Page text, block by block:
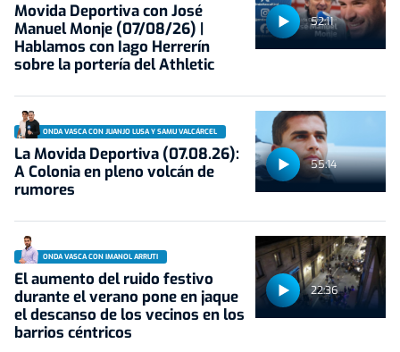
52:11
Movida Deportiva con José
Manuel Monje (07/08/26) |
Hablamos con Iago Herrerín
sobre la portería del Athletic
55:14
ONDA VASCA CON JUANJO LUSA Y SAMU VALCÁRCEL
La Movida Deportiva (07.08.26):
A Colonia en pleno volcán de
rumores
22:36
ONDA VASCA CON IMANOL ARRUTI
El aumento del ruido festivo
durante el verano pone en jaque
el descanso de los vecinos en los
barrios céntricos